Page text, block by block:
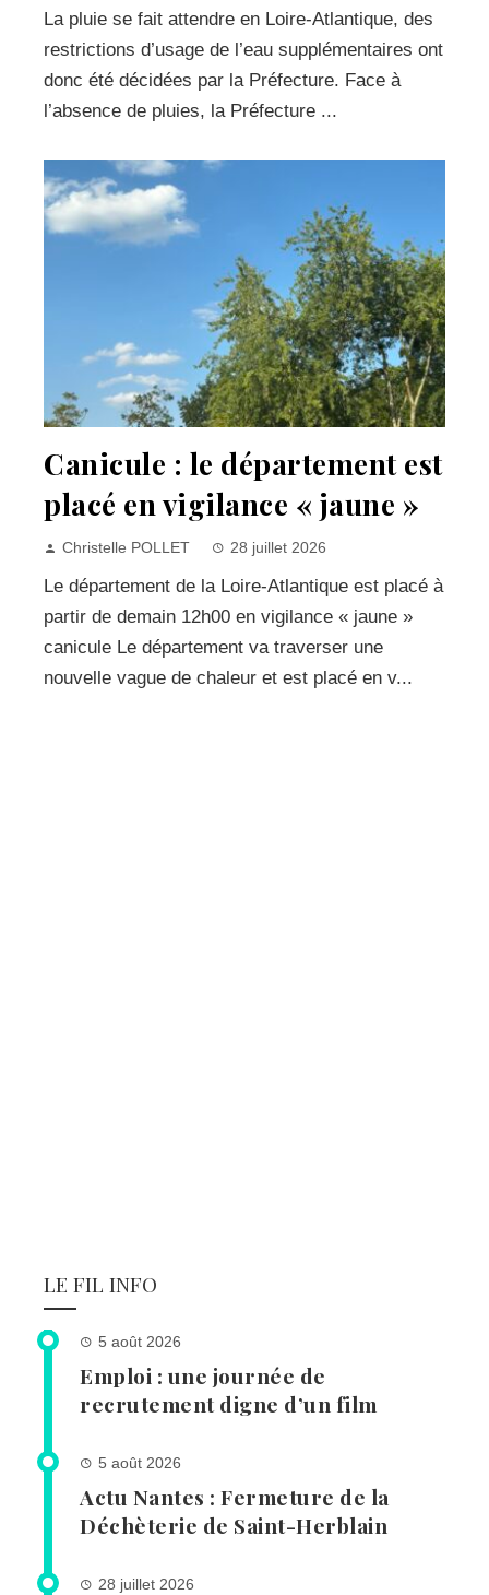
La pluie se fait attendre en Loire-Atlantique, des
restrictions d’usage de l’eau supplémentaires ont
donc été décidées par la Préfecture. Face à
l’absence de pluies, la Préfecture ...
Canicule : le département est
placé en vigilance « jaune »
Christelle POLLET 28 juillet 2026
Le département de la Loire-Atlantique est placé à
partir de demain 12h00 en vigilance « jaune »
canicule Le département va traverser une
nouvelle vague de chaleur et est placé en v...
LE FIL INFO
5 août 2026
Emploi : une journée de
recrutement digne d’un film
5 août 2026
Actu Nantes : Fermeture de la
Déchèterie de Saint-Herblain
28 juillet 2026